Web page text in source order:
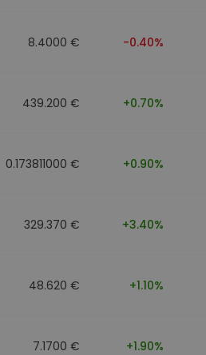
8.4000 € -0.40%
439.200 € +0.70%
0.173811000 € +0.90%
329.370 € +3.40%
48.620 € +1.10%
7.1700 € +1.90%